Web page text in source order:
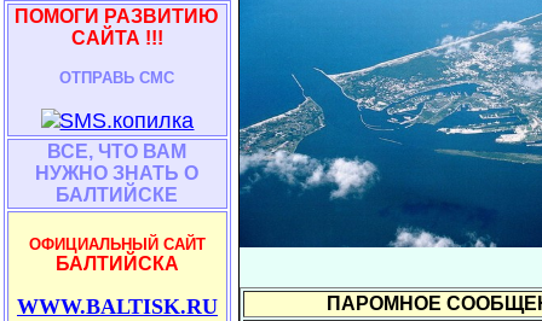
ПОМОГИ РАЗВИТИЮ
САЙТА !!!
ОТПРАВЬ СМС
ВСЕ, ЧТО ВАМ
НУЖНО ЗНАТЬ О
БАЛТИЙСКЕ
ОФИЦИАЛЬНЫЙ САЙТ
БАЛТИЙСКА
WWW.BALTISK.RU ПАРОМНОЕ